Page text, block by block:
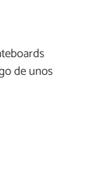
de unos